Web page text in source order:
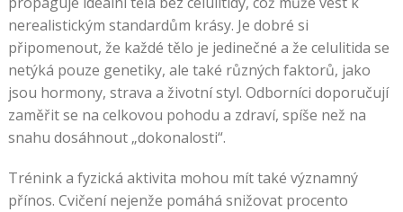
nerealistickým standardům krásy. Je dobré si
připomenout, že každé tělo je jedinečné a že celulitida se
netýká pouze genetiky, ale také různých faktorů, jako
jsou hormony, strava a životní styl. Odborníci doporučují
zaměřit se na celkovou pohodu a zdraví, spíše než na
snahu dosáhnout „dokonalosti“.
Trénink a fyzická aktivita mohou mít také významný
přínos. Cvičení nejenže pomáhá snižovat procento